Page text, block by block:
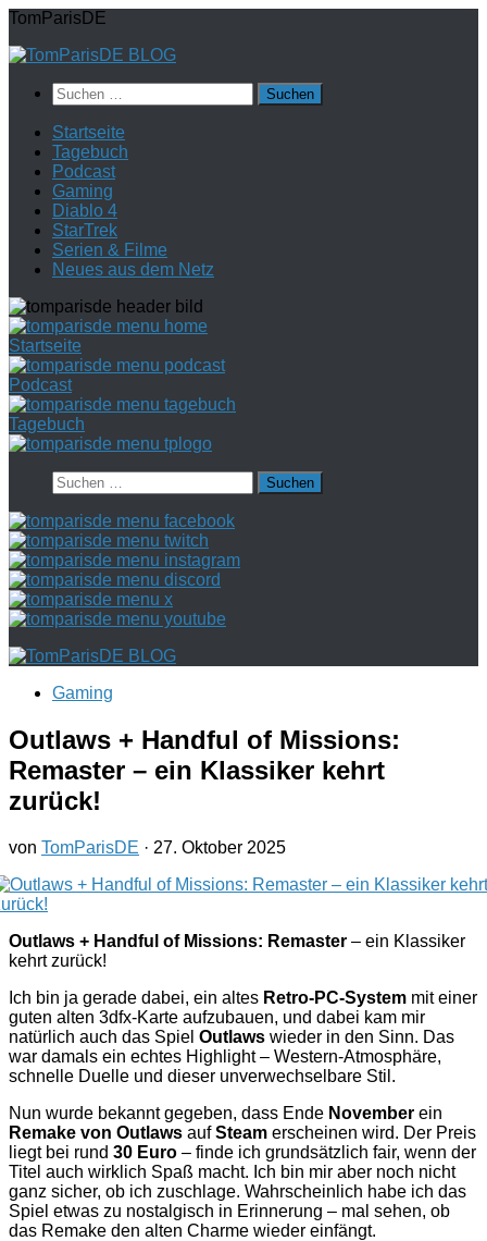
Zum
springen
TomParisDE
Suchen
nach:
Startseite
Tagebuch
Podcast
Gaming
Diablo 4
StarTrek
Serien & Filme
Neues aus dem Netz
Startseite
Podcast
Tagebuch
Suchen
nach:
Gaming
Outlaws + Handful of Missions:
Remaster – ein Klassiker kehrt
zurück!
von TomParisDE · 27. Oktober 2025
Outlaws + Handful of Missions: Remaster – ein Klassiker
kehrt zurück!
Ich bin ja gerade dabei, ein altes Retro-PC-System mit einer
guten alten 3dfx-Karte aufzubauen, und dabei kam mir
natürlich auch das Spiel Outlaws wieder in den Sinn. Das
war damals ein echtes Highlight – Western-Atmosphäre,
schnelle Duelle und dieser unverwechselbare Stil.
Nun wurde bekannt gegeben, dass Ende November ein
Remake von Outlaws aufSteam erscheinen wird. Der Preis
liegt bei rund 30 Euro – finde ich grundsätzlich fair, wenn der
Titel auch wirklich Spaß macht. Ich bin mir aber noch nicht
ganz sicher, ob ich zuschlage. Wahrscheinlich habe ich das
Spiel etwas zu nostalgisch in Erinnerung – mal sehen, ob
das Remake den alten Charme wieder einfängt.